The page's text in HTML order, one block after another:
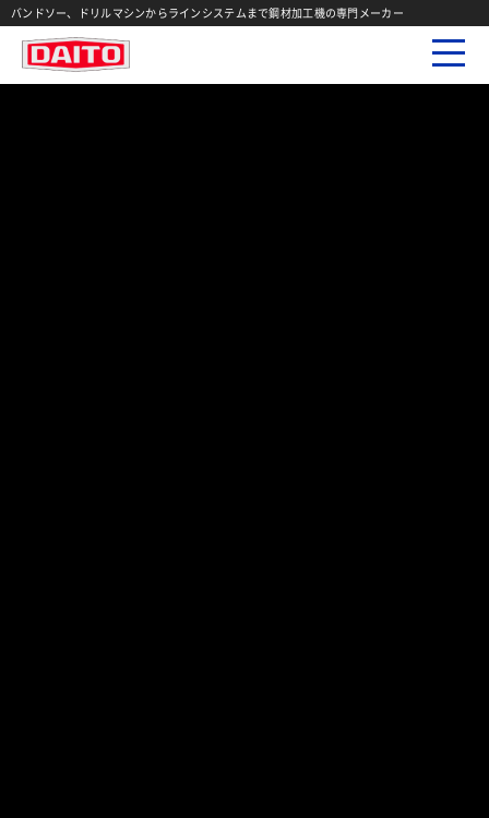
バンドソー、ドリルマシンからラインシステムまで鋼材加工機の専門メーカー